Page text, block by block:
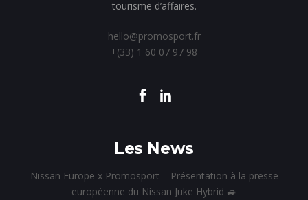
tourisme d’affaires.
hello@promosport.fr
+(33) 1 60 07 97 98
Les News
Nissan Europe x Promosport – Présentation à la presse
européenne du Nissan Juke Hybrid 🚙